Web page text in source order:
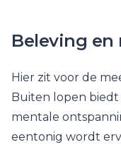
Beleving
Hier zit voor de
Buiten lopen biedt
mentale
eentonig wordt